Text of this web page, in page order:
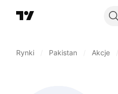
Rynki Pakistan Akcje